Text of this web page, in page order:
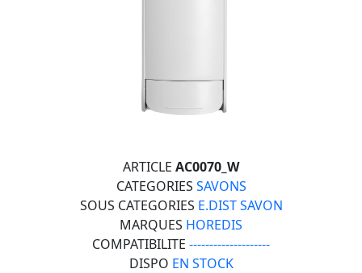
ARTICLE AC0070_W
CATEGORIES SAVONS
SOUS CATEGORIES E.DIST SAVON
MARQUES HOREDIS
COMPATIBILITE --------------------
DISPO EN STOCK